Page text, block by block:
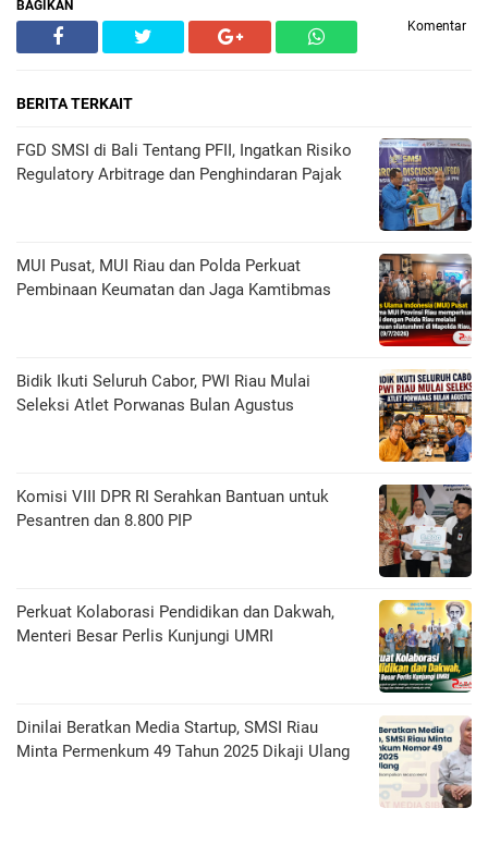
BAGIKAN
Komentar
BERITA TERKAIT
FGD SMSI di Bali Tentang PFII, Ingatkan Risiko
Regulatory Arbitrage dan Penghindaran Pajak
MUI Pusat, MUI Riau dan Polda Perkuat
Pembinaan Keumatan dan Jaga Kamtibmas
Bidik Ikuti Seluruh Cabor, PWI Riau Mulai
Seleksi Atlet Porwanas Bulan Agustus
Komisi VIII DPR RI Serahkan Bantuan untuk
Pesantren dan 8.800 PIP
Perkuat Kolaborasi Pendidikan dan Dakwah,
Menteri Besar Perlis Kunjungi UMRI
Dinilai Beratkan Media Startup, SMSI Riau
Minta Permenkum 49 Tahun 2025 Dikaji Ulang